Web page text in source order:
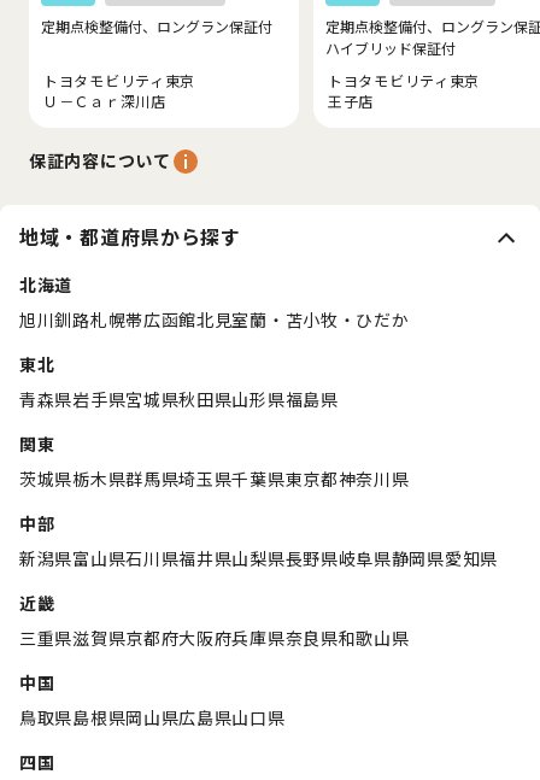
定期点検整備付、ロングラン保証付
トヨタモビリティ東京
Ｕ－Ｃａｒ深川店
定期点検整備付、ロングラン保
ハイブリッド保証付
トヨタモビリティ東京
王子店
保証内容について
地域・都道府県から探す
北海道
旭川釧路札幌帯広函館北見室蘭・苫小牧・ひだか
東北
青森県岩手県宮城県秋田県山形県福島県
関東
茨城県栃木県群馬県埼玉県千葉県東京都神奈川県
中部
新潟県富山県石川県福井県山梨県長野県岐阜県静岡県愛知県
近畿
三重県滋賀県京都府大阪府兵庫県奈良県和歌山県
中国
鳥取県島根県岡山県広島県山口県
四国